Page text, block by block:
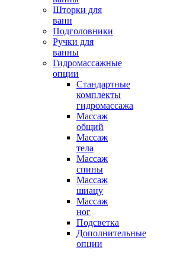
Шторки для
ванн
Подголовники
Ручки для
ванны
Гидромассажные
опции
Стандартные
комплекты
гидромассажа
Массаж
общий
Массаж
тела
Массаж
спины
Массаж
шиацу
Массаж
ног
Подсветка
Дополнительные
опции